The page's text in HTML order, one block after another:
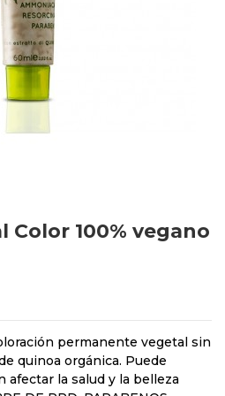
Color 100% vegano
permanente vegetal sin
quinoa orgánica. Puede
afectar la salud y la belleza